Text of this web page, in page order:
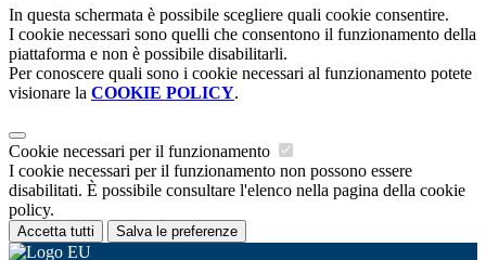
In questa schermata è possibile scegliere quali cookie consentire.
I cookie necessari sono quelli che consentono il funzionamento della
piattaforma e non è possibile disabilitarli.
Per conoscere quali sono i cookie necessari al funzionamento potete
visionare la COOKIE POLICY.
Cookie necessari per il funzionamento
I cookie necessari per il funzionamento non possono essere
disabilitati. È possibile consultare l'elenco nella pagina della cookie
policy.
Accetta tutti Salva le preferenze